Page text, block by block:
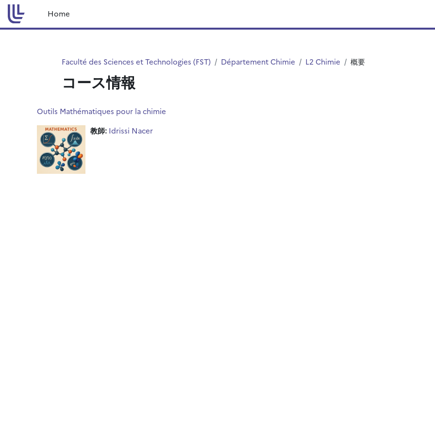
メインコンテンツへスキップする
Home
Faculté des Sciences et Technologies (FST) Département Chimie L2 Chimie 概要
コース情報
Outils Mathématiques pour la chimie
教師: Idrissi Nacer